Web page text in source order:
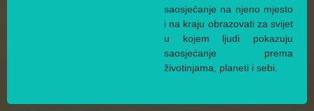
saosjećanje na njeno mjesto
i na kraju obrazovati za svijet
u kojem ljudi pokazuju
saosjećanje prema
životinjama, planeti i sebi.